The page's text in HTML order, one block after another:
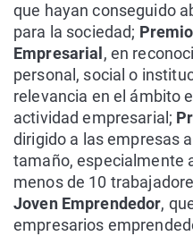
que hayan conseguido
para la sociedad;
Empresarial , en
personal, social o
relevancia en el ámbito
actividad empresarial;
dirigido a las empresas
tamaño, especialmente
menos de 10
Joven Emprendedor,
empresarios